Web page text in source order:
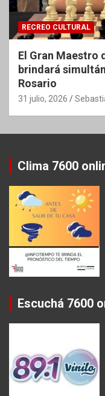
RECREO CULTURAL
El Gran Maestro
brindará
Rosario
31 julio, 2026
Clima 7600
Escuchá 7600